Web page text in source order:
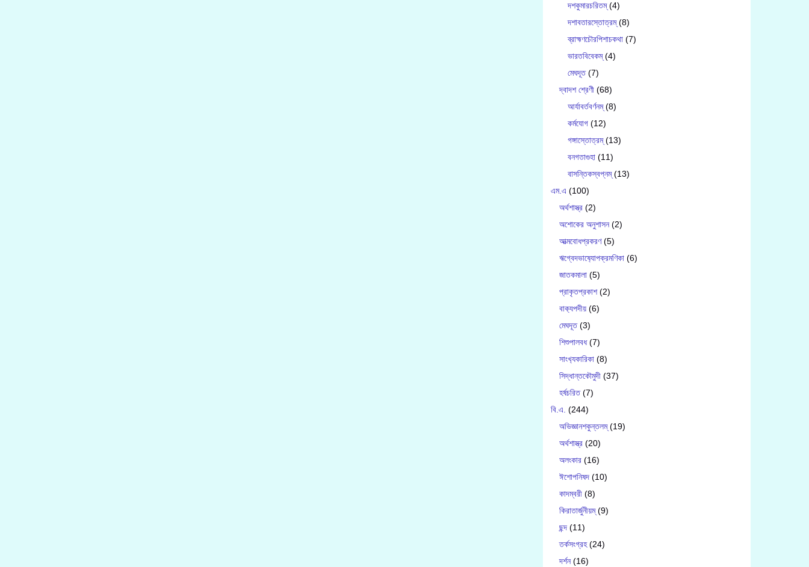
দশকুমারচরিতম্(4)
দশাবতারস্তোত্রম্(8)
ব্রাহ্মণচৌরপিশাচকথা (7)
ভারতবিবেকম্(4)
মেঘদূত(7)
দ্বাদশ শ্রেণী (68)
আর্যাবর্তবর্ণনম্(8)
কর্মযোগ (12)
গঙ্গাস্তোত্রম্(13)
বনগতাগুহা (11)
বাসন্তিকস্বপ্নম্(13)
এম.এ (100)
অর্থশাস্ত্র (2)
অশোকের অনুশাসন(2)
আত্মবোধপ্রকরণ(5)
ঋগ্বেদভাষ‍্যোপক্রমণিকা (6)
জাতকমালা (5)
প্রাকৃতপ্রকাশ(2)
বাক‍্যপদীয় (6)
মেঘদূত(3)
শিশুপালবধ(7)
সাংখ‍্যকারিকা (8)
সিদ্ধান্তকৌমুদী (37)
হর্ষচরিত(7)
বি.এ. (244)
অভিজ্ঞানশকুন্তলম্(19)
অর্থশাস্ত্র (20)
অলংকার (16)
ঈশোপনিষদ (10)
কাদম্বরী (8)
কিরাতার্জুনীয়ম্(9)
ছন্দ (11)
তর্কসংগ্রহ(24)
দর্শন(16)